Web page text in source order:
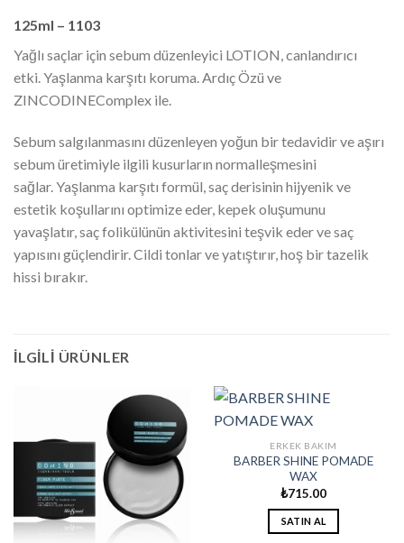
125ml – 1103
Yağlı saçlar için sebum düzenleyici LOTION, canlandırıcı
etki. Yaşlanma karşıtı koruma. Ardıç Özü ve
ZINCODINEComplex ile.
Sebum salgılanmasını düzenleyen yoğun bir tedavidir ve aşırı
sebum üretimiyle ilgili kusurların normalleşmesini
sağlar. Yaşlanma karşıtı formül, saç derisinin hijyenik ve
estetik koşullarını optimize eder, kepek oluşumunu
yavaşlatır, saç folikülünün aktivitesini teşvik eder ve saç
yapısını güçlendirir. Cildi tonlar ve yatıştırır, hoş bir tazelik
hissi bırakır.
İLGILI ÜRÜNLER
ERKEK BAKIM
BARBER SHINE POMADE
WAX
₺715.00
SATIN AL